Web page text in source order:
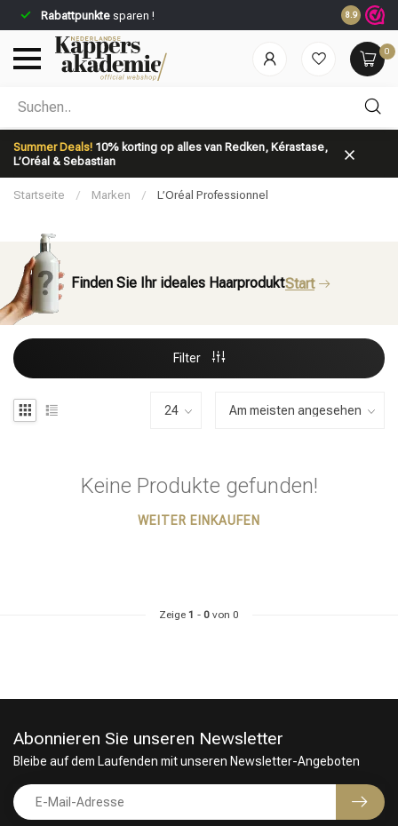
Rabattpunkte sparen ! 8.9
0
Summer Deals! 10% korting op alles van Redken, Kérastase,
L’Oréal & Sebastian
Nach welcher Kategorie suchst du?
Marken Haarpflege
Stylingprodukte Haarfärbung
Startseite / Marken / L’Oréal Professionnel
Finden Sie Ihr ideales HaarproduktStart
Filter
Keine Produkte gefunden!
WEITER EINKAUFEN
Zeige 1 - 0 von 0
Abonnieren Sie unseren Newsletter
Bleibe auf dem Laufenden mit unseren Newsletter-Angeboten